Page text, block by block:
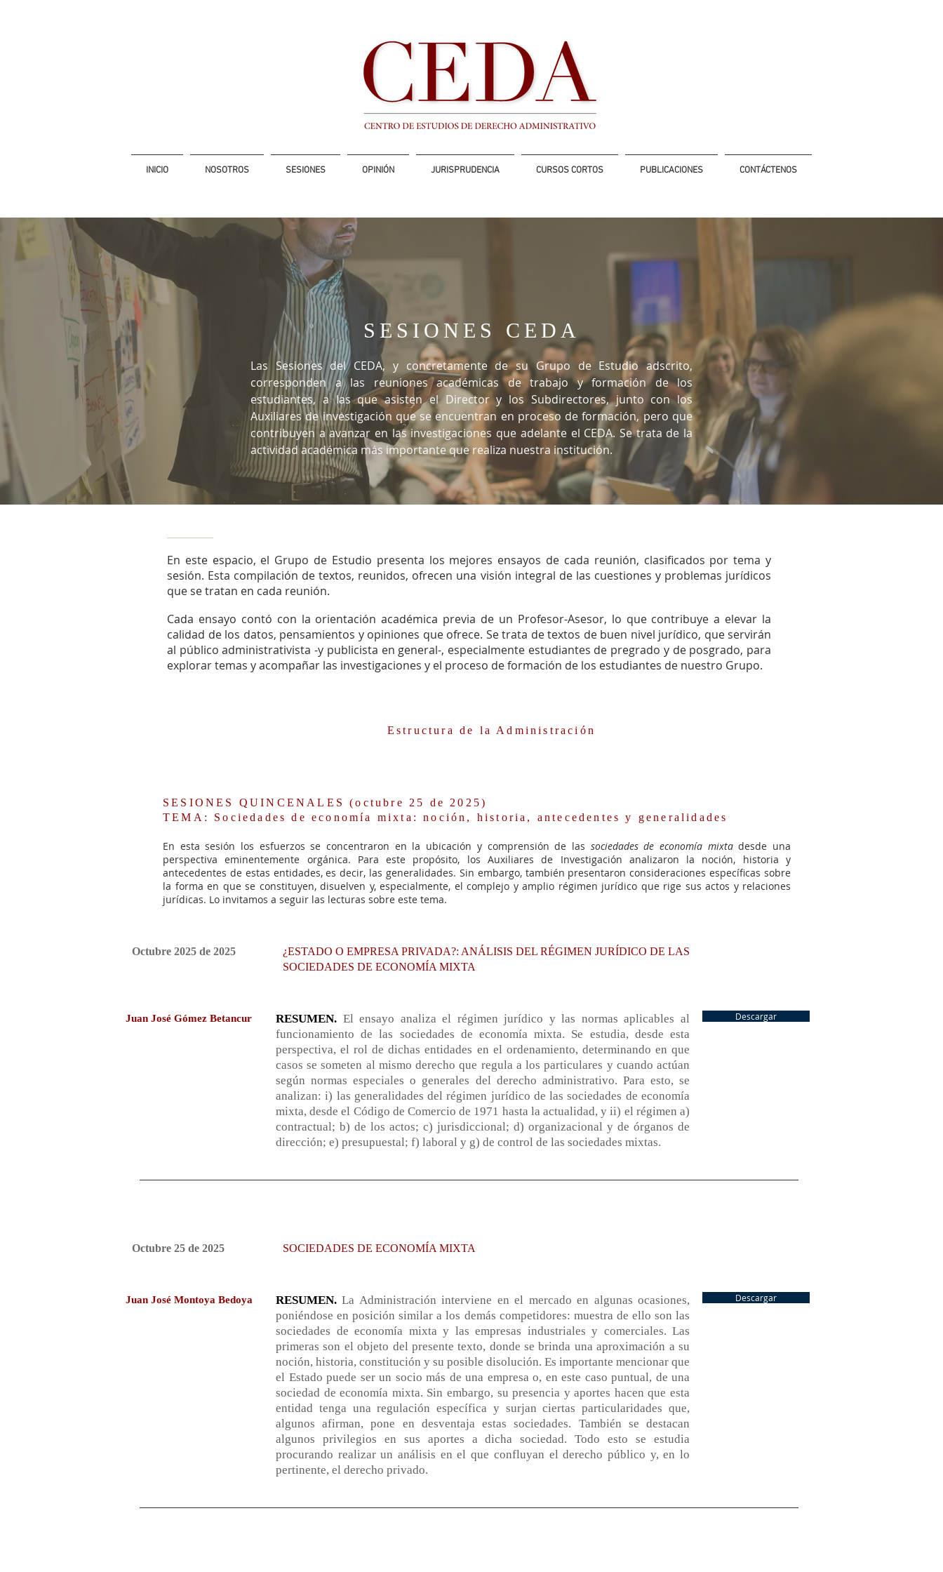
INICIO NOSOTROS SESIONES OPINIÓN JURISPRUDENCIA CURSOS CORTOS PUBLICACIONES CONTÁCTENOS
SESIONES CEDA
Las Sesiones del CEDA, y concretamente de su Grupo de Estudio adscrito,
corresponden a las reuniones académicas de trabajo y formación de los
estudiantes, a las que asisten el Director y los Subdirectores, junto con los
Auxiliares de investigación que se encuentran en proceso de formación, pero que
contribuyen a avanzar en las investigaciones que adelante el CEDA. Se trata de la
actividad académica más importante que realiza nuestra institución.
En este espacio, el Grupo de Estudio presenta los mejores ensayos de cada reunión, clasificados por tema y
sesión. Esta compilación de textos, reunidos, ofrecen una visión integral de las cuestiones y problemas jurídicos
que se tratan en cada reunión.
Cada ensayo contó con la orientación académica previa de un Profesor-Asesor, lo que contribuye a elevar la
calidad de los datos, pensamientos y opiniones que ofrece. Se trata de textos de buen nivel jurídico, que servirán
al público administrativista -y publicista en general-, especialmente estudiantes de pregrado y de posgrado, para
explorar temas y acompañar las investigaciones y el proceso de formación de los estudiantes de nuestro Grupo.
Estructura de la Administración
SESIONES QUINCENALES (octubre 25 de 2025)
TEMA: Sociedades de economía mixta: noción, historia, antecedentes y generalidades
En esta sesión los esfuerzos se concentraron en la ubicación y comprensión de las sociedades de economía mixtadesde una
perspectiva eminentemente orgánica. Para este propósito, los Auxiliares de Investigación analizaron la noción, historia y
antecedentes de estas entidades, es decir, las generalidades. Sin embargo, también presentaron consideraciones específicas sobre
la forma en que se constituyen, disuelven y, especialmente, el complejo y amplio régimen jurídico que rige sus actos y relaciones
jurídicas. Lo invitamos a seguir las lecturas sobre este tema.
Octubre 2025 de 2025
¿ESTADO O EMPRESA PRIVADA?: ANÁLISIS DEL RÉGIMEN JURÍDICO DE LAS
SOCIEDADES DE ECONOMÍA MIXTA
Juan José Gómez Betancur RESUMEN. El ensayo analiza el régimen jurídico y las normas aplicables al
funcionamiento de las sociedades de economía mixta. Se estudia, desde esta
perspectiva, el rol de dichas entidades en el ordenamiento, determinando en que
casos se someten al mismo derecho que regula a los particulares y cuando actúan
según normas especiales o generales del derecho administrativo. Para esto, se
analizan: i) las generalidades del régimen jurídico de las sociedades de economía
mixta, desde el Código de Comercio de 1971 hasta la actualidad, y ii) el régimen a)
contractual; b) de los actos; c) jurisdiccional; d) organizacional y de órganos de
dirección; e) presupuestal; f) laboral y g) de control de las sociedades mixtas.
Descargar
Octubre 25 de 2025 SOCIEDADES DE ECONOMÍA MIXTA
Juan José Montoya Bedoya RESUMEN. La Administración interviene en el mercado en algunas ocasiones,
poniéndose en posición similar a los demás competidores: muestra de ello son las
sociedades de economía mixta y las empresas industriales y comerciales. Las
primeras son el objeto del presente texto, donde se brinda una aproximación a su
noción, historia, constitución y su posible disolución. Es importante mencionar que
el Estado puede ser un socio más de una empresa o, en este caso puntual, de una
sociedad de economía mixta. Sin embargo, su presencia y aportes hacen que esta
entidad tenga una regulación específica y surjan ciertas particularidades que,
algunos afirman, pone en desventaja estas sociedades. También se destacan
algunos privilegios en sus aportes a dicha sociedad. Todo esto se estudia
procurando realizar un análisis en el que confluyan el derecho público y, en lo
pertinente, el derecho privado.
Descargar